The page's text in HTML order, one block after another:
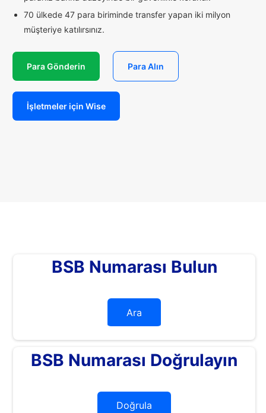
70 ülkede 47 para biriminde transfer yapan iki milyon
müşteriye katılırsınız.
Para Gönderin Para Alın
İşletmeler için Wise
BSB Numarası Bulun
Ara
BSB Numarası Doğrulayın
Doğrula